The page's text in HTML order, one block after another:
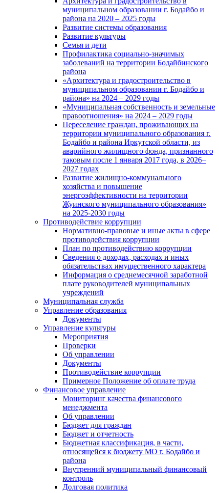
муниципальном образовании г. Бодайбо и
района на 2020 – 2025 годы
Развитие системы образования
Развитие культуры
Семья и дети
Профилактика социально-значимых
заболеваний на территории Бодайбинского
района
«Архитектура и градостроительство в
муниципальном образовании г. Бодайбо и
района» на 2024 – 2029 годы
«Муниципальная собственность и земельные
правоотношения» на 2024 – 2029 годы
Переселение граждан, проживающих на
территории муниципального образования г.
Бодайбо и района Иркутской области, из
аварийного жилищного фонда, признанного
таковым после 1 января 2017 года, в 2026–
2027 годах
Развитие жилищно-коммунального
хозяйства и повышение
энергоэффективности на территории
Жуинского муниципального образования»
на 2025-2030 годы
Противодействие коррупции
Нормативно-правовые и иные акты в сфере
противодействия коррупции
План по противодействию коррупции
Сведения о доходах, расходах и иных
обязательствах имущественного характера
Информация о среднемесячной заработной
плате руководителей муниципальных
учреждений
Муниципальная служба
Управление образования
Документы
Управление культуры
Мероприятия
Проверки
Об управлении
Документы
Противодействие коррупции
Примерное Положение об оплате труда
Финансовое управление
Мониторинг качества финансового
менеджмента
Об управлении
Бюджет для граждан
Бюджет и отчетность
Бюджетная классификация, в части,
относящейся к бюджету МО г. Бодайбо и
района
Внутренний муниципальный финансовый
контроль
Долговая политика